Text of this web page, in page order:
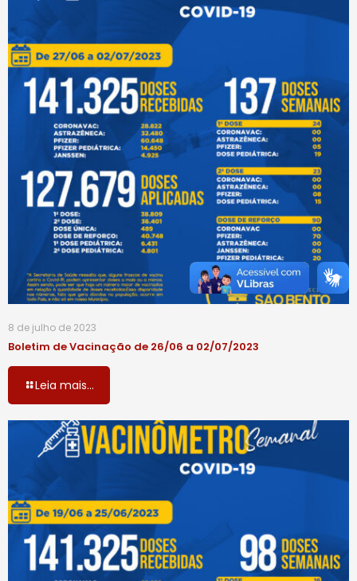
8 de julho de 2023
Boletim de Vacinação de 26/06 a 02/07/2023
Leia mais...